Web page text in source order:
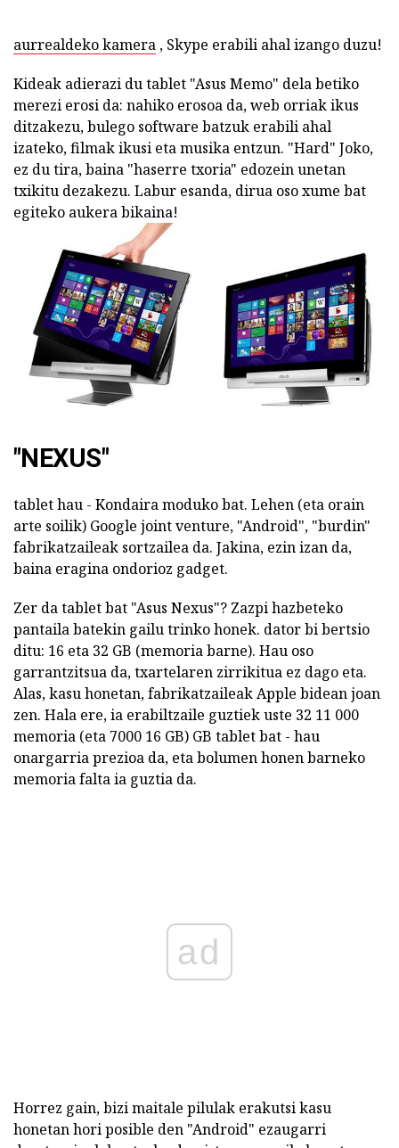
aurrealdeko kamera , Skype erabili ahal izango duzu!
Kideak adierazi du tablet "Asus Memo" dela betiko
merezi erosi da: nahiko erosoa da, web orriak ikus
ditzakezu, bulego software batzuk erabili ahal
izateko, filmak ikusi eta musika entzun. "Hard" Joko,
ez du tira, baina "haserre txoria" edozein unetan
txikitu dezakezu. Labur esanda, dirua oso xume bat
egiteko aukera bikaina!
"NEXUS"
tablet hau - Kondaira moduko bat. Lehen (eta orain
arte soilik) Google joint venture, "Android", "burdin"
fabrikatzaileak sortzailea da. Jakina, ezin izan da,
baina eragina ondorioz gadget.
Zer da tablet bat "Asus Nexus"? Zazpi hazbeteko
pantaila batekin gailu trinko honek. dator bi bertsio
ditu: 16 eta 32 GB (memoria barne). Hau oso
garrantzitsua da, txartelaren zirrikitua ez dago eta.
Alas, kasu honetan, fabrikatzaileak Apple bidean joan
zen. Hala ere, ia erabiltzaile guztiek uste 32 11 000
memoria (eta 7000 16 GB) GB tablet bat - hau
onargarria prezioa da, eta bolumen honen barneko
memoria falta ia guztia da.
ad
Horrez gain, bizi maitale pilulak erakutsi kasu
honetan hori posible den "Android" ezaugarri